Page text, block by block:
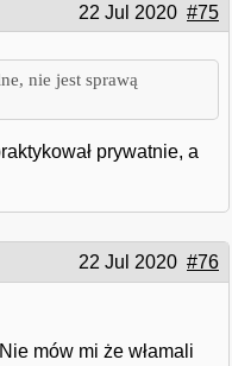
22 Jul 2020 #75
nie jest sprawą
prywatnie, a
22 Jul 2020 #76
mów mi że włamali